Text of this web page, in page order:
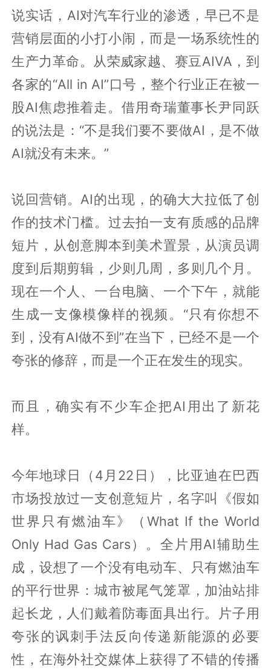
说实话，AI对汽车行业的渗透，早已不是
营销层面的小打小闹，而是一场系统性的
生产力革命。从荣威家越、赛豆AIVA，到
各家的“All in AI”口号，整个行业正在被一
股AI焦虑推着走。借用奇瑞董事长尹同跃
的说法是：“不是我们要不要做AI，是不做
AI就没有未来。”
说回营销。AI的出现，的确大大拉低了创
作的技术门槛。过去拍一支有质感的品牌
短片，从创意脚本到美术置景，从演员调
度到后期剪辑，少则几周，多则几个月。
现在一个人、一台电脑、一个下午，就能
生成一支像模像样的视频。“只有你想不
到，没有AI做不到”在当下，已经不是一个
夸张的修辞，而是一个正在发生的现实。
而且，确实有不少车企把AI用出了新花
样。
今年地球日（4月22日），比亚迪在巴西
市场投放过一支创意短片，名字叫《假如
世界只有燃油车》（What If the World
Only Had Gas Cars）。全片用AI辅助生
成，设想了一个没有电动车、只有燃油车
的平行世界：城市被尾气笼罩，加油站排
起长龙，人们戴着防毒面具出行。片子用
夸张的讽刺手法反向传递新能源的必要
性，在海外社交媒体上获得了不错的传播